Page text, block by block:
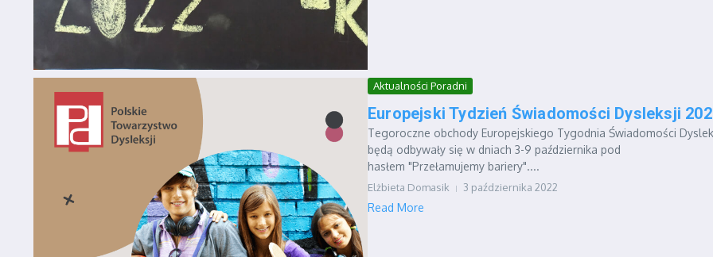
Aktualności Poradni
Europejski Tydzień Świadomości Dysleksji
Tegoroczne obchody Europejskiego Tygodnia Świadomości
będą odbywały się w dniach 3-9 października pod
hasłem "Przełamujemy bariery"....
Elżbieta Domasik 3 października 2022
Read More